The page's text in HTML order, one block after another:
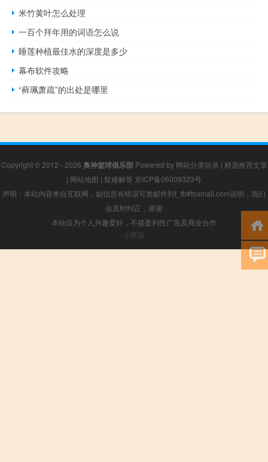
米竹黄叶怎么处理
一百个拜年用的词语怎么说
睡莲种植最佳水的深度是多少
幕布软件攻略
“藓珮萧疏”的出处是哪里
Copyright © 2012 - 2026 奥神篮球俱乐部Powered by 网站分类目录 | 精选推荐文章
| 网站地图 | 疑难解答 京ICP备06009323号
声明：本站内容来自互联网，如信息有错误可发邮件到f_fb#foxmail.com说明，我们
会及时纠正，谢谢
本站仅为个人兴趣爱好，不接盈利性广告及商业合作
小男孩